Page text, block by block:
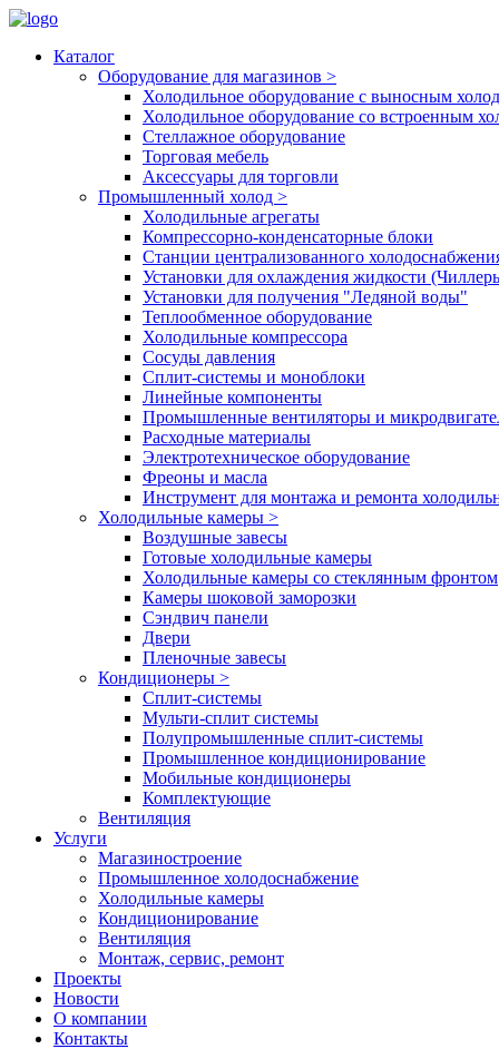
Каталог
Оборудование для магазинов >
Холодильное оборудование с выносным
Холодильное оборудование со встроенным
Стеллажное оборудование
Торговая мебель
Аксессуары для торговли
Промышленный холод >
Холодильные агрегаты
Компрессорно-конденсаторные блоки
Станции централизованного
Установки для охлаждения жидкости
Установки для получения "Ледяной воды"
Теплообменное оборудование
Холодильные компрессора
Сосуды давления
Cплит-системы и моноблоки
Линейные компоненты
Промышленные вентиляторы и
Расходные материалы
Электротехническое оборудование
Фреоны и масла
Инструмент для монтажа и ремонта
Холодильные камеры >
Воздушные завесы
Готовые холодильные камеры
Холодильные камеры со стеклянным фронтом
Камеры шоковой заморозки
Сэндвич панели
Двери
Пленочные завесы
Кондиционеры >
Сплит-системы
Мульти-сплит системы
Полупромышленные сплит-системы
Промышленное кондиционирование
Мобильные кондиционеры
Комплектующие
Вентиляция
Услуги
Магазиностроение
Промышленное холодоснабжение
Холодильные камеры
Кондиционирование
Вентиляция
Монтаж, сервис, ремонт
Проекты
Новости
О компании
Контакты